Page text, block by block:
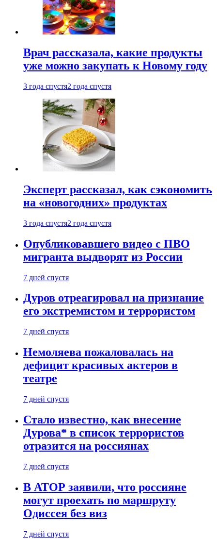
Врач рассказала, какие продукты
уже можно закупать к Новому году
3 года спустя2 года спустя
Эксперт рассказал, как сэкономить
на «новогодних» продуктах
3 года спустя2 года спустя
Опубликовавшего видео с ПВО
мигранта выдворят из России
7 дней спустя
Дуров отреагировал на признание
его экстремистом и террористом
7 дней спустя
Немоляева пожаловалась на
дефицит красивых актеров в
театре
7 дней спустя
Стало известно, как внесение
Дурова* в список террористов
отразится на россиянах
7 дней спустя
В АТОР заявили, что россияне
могут проехать по маршруту
Одиссея без виз
7 дней спустя